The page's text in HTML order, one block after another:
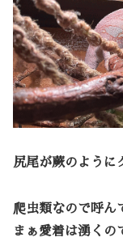
尻尾が蕨のように
爬虫類なので呼ん
まぁ愛着は湧くの